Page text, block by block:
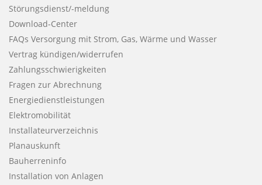
Störungsdienst/-meldung
Download-Center
FAQs Versorgung mit Strom, Gas, Wärme und Wasser
Vertrag kündigen/widerrufen
Zahlungsschwierigkeiten
Fragen zur Abrechnung
Energiedienstleistungen
Elektromobilität
Installateurverzeichnis
Planauskunft
Bauherreninfo
Installation von Anlagen